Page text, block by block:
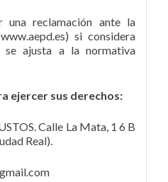
una reclamación ante la
si considera
ajusta a la normativa
ejercer sus derechos:
Calle La Mata, 1 6 B
Real).